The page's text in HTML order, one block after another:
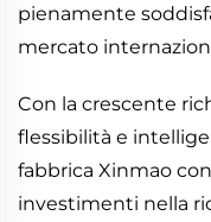
pienamente
mercato
Con la crescente
flessibilità e
fabbrica Xinmao
investimenti nella